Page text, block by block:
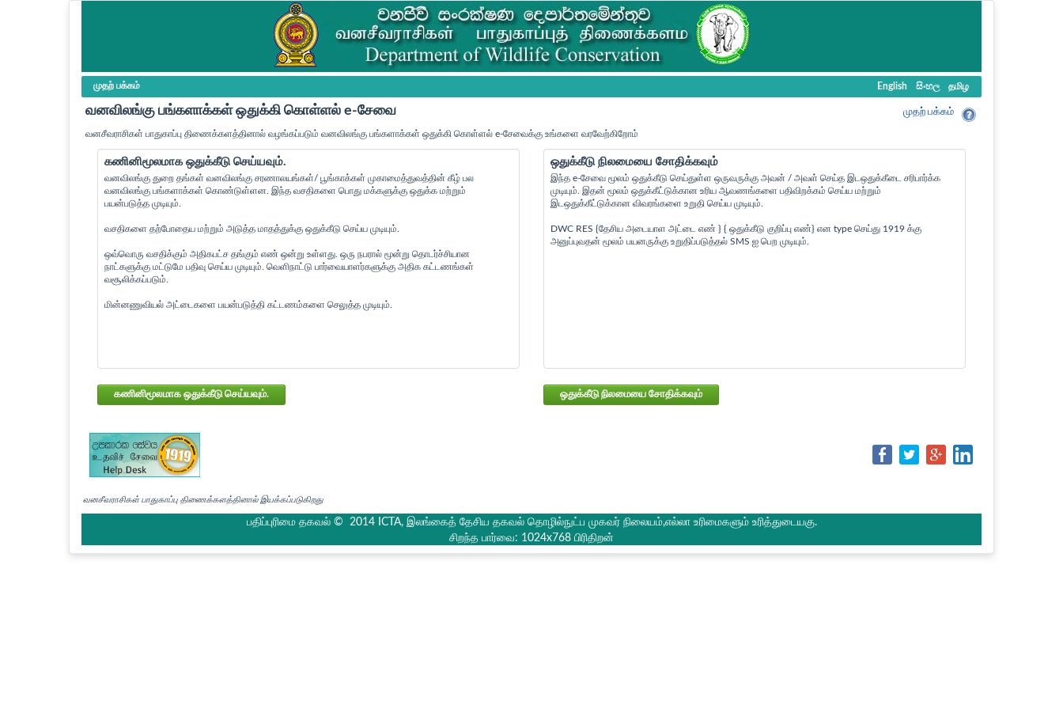
முதற் பக்கம் English සිංහල தமிழ
வனவிலங்கு பங்களாக்கள் ஒதுக்கி கொள்ளல் e-சேவை முதற் பக்கம்
வனசீவராசிகள் பாதுகாப்பு திணைக்களத்தினால் வழங்கப்படும் வனவிலங்கு பங்களாக்கள் ஒதுக்கி கொள்ளல் e-சேவைக்கு உங்களை வரவேற்கிறோம்
கணினிமூலமாக ஒதுக்கீடு செய்யவும்.
வனவிலங்கு துறை தங்கள் வனவிலங்கு சரணாலயங்கள்/ பூங்காக்கள் முகாமைத்துவத்தின் கீழ் பல
வனவிலங்கு பங்களாக்கள் கொண்டுள்ளன. இந்த வசதிகளை பொது மக்களுக்கு ஒதுக்க மற்றும்
பயன்படுத்த முடியும்.
வசதிகளை தற்போதைய மற்றும் அடுத்த மாதத்துக்கு ஒதுக்கீடு செய்ய முடியும்.
ஒவ்வொரு வசதிக்கும் அதிகபட்ச தங்கும் எண் ஒன்று உள்ளது. ஒரு நபரால் மூன்று தொடர்ச்சியான
நாட்களுக்கு மட்டுமே பதிவு செய்ய முடியும். வெளிநாட்டு பார்வையாளர்களுக்கு அதிக கட்டணங்கள்
வசூலிக்கப்படும்.
மின்னணுவியல் அட்டைகளை பயன்படுத்தி கட்டணம்களை செலுத்த முடியும்.
கணினிமூலமாக ஒதுக்கீடு செய்யவும்.
ஒதுக்கீடு நிலமையை சோதிக்கவும்
இந்த e-சேவை மூலம் ஒதுக்கீடு செய்துள்ள ஒருவருக்கு அவன் / அவள் செய்த இடஒதுக்கீடை சரிபார்க்க
முடியும். இதன் மூலம் ஒதுக்கீட்டுக்கான உரிய ஆவணங்களை பதிவிறக்கம் செய்ய மற்றும்
இடஒதுக்கீட்டுக்கான விவரங்களை உறுதி செய்ய முடியும்.
DWC RES {தேசிய அடையாள அட்டை எண் } { ஒதுக்கீடு குறிப்பு எண்} என type செய்து 1919 க்கு
அனுப்புவதன் மூலம் பயனருக்கு உறுதிப்படுத்தல் SMS ஐ பெற முடியும்.
ஒதுக்கீடு நிலமையை சோதிக்கவும்
வனசீவராசிகள் பாதுகாப்பு திணைக்களத்தினால் இயக்கப்படுகிறது
பதிப்புரிமை தகவல் © 2014 ICTA, இலங்கைத் தேசிய தகவல் தொழில்நுட்ப முகவர் நிலையம்,எல்லா உரிமைகளும் உரித்துடையகு.
சிறந்த பார்வை: 1024x768 பிரிதிறன்